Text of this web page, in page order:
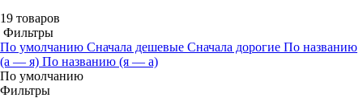
19 товаров
Фильтры
По умолчанию Сначала дешевые Сначала дорогие По названию
(а — я) По названию (я — а)
По умолчанию
Фильтры